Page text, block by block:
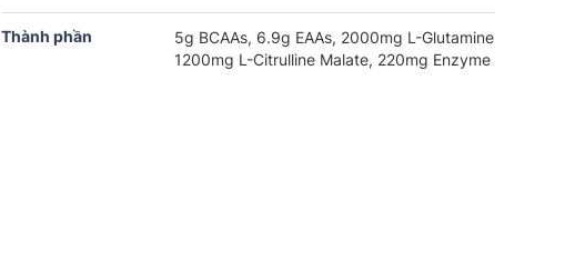
Thành phần
5g BCAAs, 6.9g EAAs, 2000mg L-Glutamine
1200mg L-Citrulline Malate, 220mg Enzyme